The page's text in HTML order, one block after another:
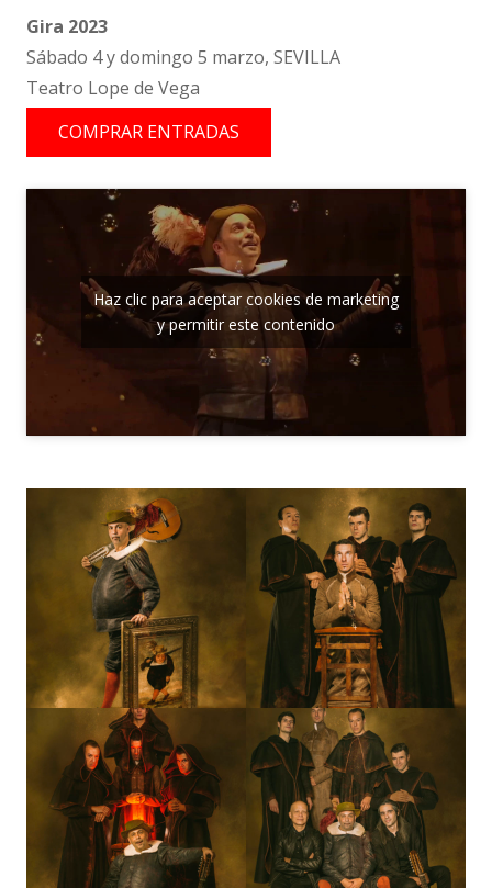
Gira 2023
Sábado 4 y domingo 5 marzo, SEVILLA
Teatro Lope de Vega
COMPRAR ENTRADAS
Haz clic para aceptar cookies de marketing
y permitir este contenido